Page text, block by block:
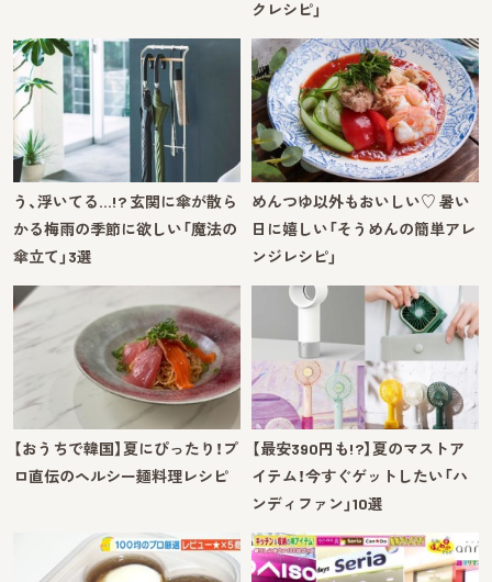
クレシピ」
う、浮いてる…!? 玄関に傘が散ら
かる梅雨の季節に欲しい「魔法の
傘立て」3選
めんつゆ以外もおいしい♡ 暑い
日に嬉しい「そうめんの簡単アレ
ンジレシピ」
【おうちで韓国】夏にぴったり！プ
ロ直伝のヘルシー麺料理レシピ
【最安390円も!?】夏のマストア
イテム！今すぐゲットしたい「ハ
ンディファン」10選